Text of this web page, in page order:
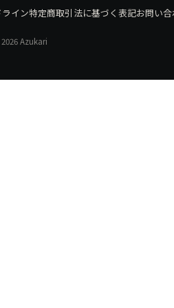
イン特定商取引法に基づく表記お問い
Azukari